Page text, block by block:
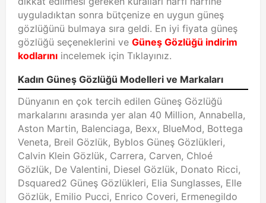
uyguladıktan sonra bütçenize en uygun güneş
gözlüğünü bulmaya sıra geldi. En iyi fiyata güneş
gözlüğü seçeneklerini ve Güneş Gözlüğü indirim
kodlarını incelemek için Tıklayınız.
Kadın Güneş Gözlüğü Modelleri ve Markaları
Dünyanın en çok tercih edilen Güneş Gözlüğü
markalarını arasında yer alan 40 Million, Annabella,
Aston Martin, Balenciaga, Bexx, BlueMod, Bottega
Veneta, Breil Gözlük, Byblos Güneş Gözlükleri,
Calvin Klein Gözlük, Carrera, Carven, Chloé
Gözlük, De Valentini, Diesel Gözlük, Donato Ricci,
Dsquared2 Güneş Gözlükleri, Elia Sunglasses, Elle
Gözlük, Emilio Pucci, Enrico Coveri, Ermenegildo